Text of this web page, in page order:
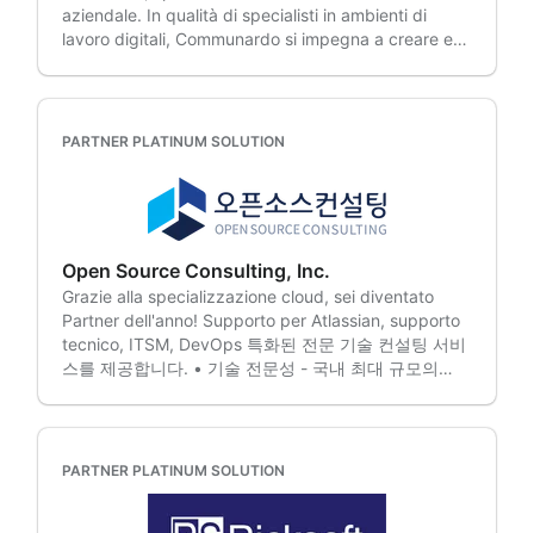
Atlassian. Noi di knowmad mood andiamo oltre la
semplice fornitura di servizi: arricchiamo il tuo
percorso con Atlassian.
inclusi valutazione, pianificazione, migrazione dei
dati e ottimizzazione post-passaggio. Le soluzioni
vostra attività. Trasformazione di Jira Service
di lavoro per richieste e incidenti, basi per
Assets/CMDB, reporting e automazione. Le nostre
soluzioni JSM semplificano i processi IT e aziendali,
e una migliore collaborazione. Ottimizzazione di Jira
e Confluence, inclusi standardizzazione,
governance, autorizzazioni, modelli, automazione e
miglioramenti delle prestazioni. Migliora la
collaborazione, riduci le inefficienze e aumenta la
produttività per consentire ai team di lavorare in
modo più intelligente e veloce. Strategia e
preparazione dei dati, automazione intelligente,
implementazione degli agenti e integrazione.
Dall'esplorazione all'esecuzione, ti aiuteremo ad
aziendale. In qualità di specialisti in ambienti di
lavoro digitali, Communardo si impegna a creare e
Communardo offre soluzioni aziendali scalabili per i
85 paesi, tra cui importanti aziende di diversi settori,
aiutiamo le organizzazioni a integrare persone,
piattaforme e dati in modi nuovi ed efficaci.
Communardo, un insieme di aziende con 500
dipendenti in nove paesi europei.
PARTNER PLATINUM SOLUTION
Open Source Consulting, Inc.
Grazie alla specializzazione cloud, sei diventato
Partner dell'anno! Supporto per Atlassian, supporto
tecnico, ITSM, DevOps 특화된 전문 기술 컨설팅 서비
스를 제공합니다. • 기술 전문성 - 국내 최대 규모의
토스 등 국내 주요 대기업 및 대표 IT 기업들이 오픈소스
개선 등 조직에 최적화된 협업 환경을 제공합니다.
PARTNER PLATINUM SOLUTION